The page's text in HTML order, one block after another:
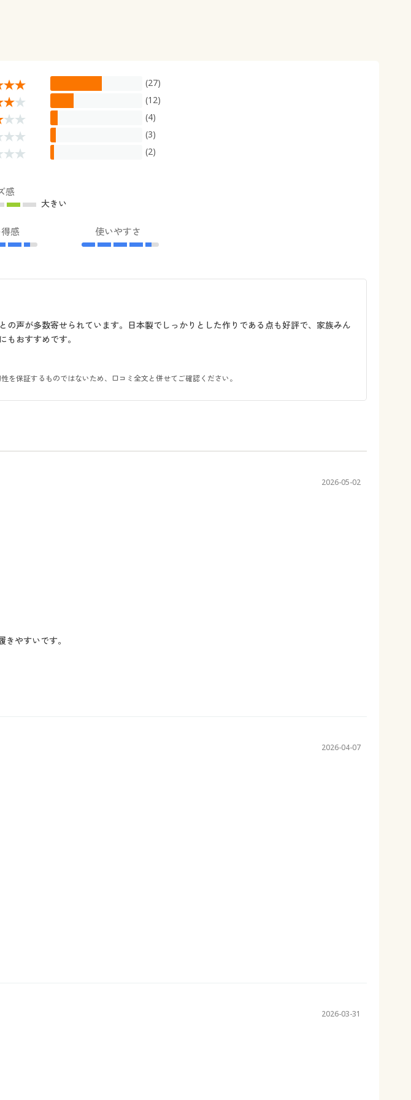
(27)
(12)
(4)
(3)
(2)
感
大きい
感 使いやすさ
声が多数寄せられています。日本製でしっかりとした作りである点も好評で、家族みん
おすすめです。
保証するものではないため、口コミ全文と併せてご確認ください。
2026-05-02
やすいです。
2026-04-07
2026-03-31